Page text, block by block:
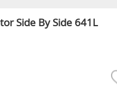
Side By Side 641L